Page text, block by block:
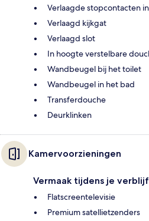
Verlaagde stopcontacten
Verlaagd kijkgat
Verlaagd slot
In hoogte verstelbare
Wandbeugel bij het toilet
Wandbeugel in het bad
Transferdouche
Deurklinken
Kamervoorzieningen
Vermaak tijdens je verblijf
Flatscreentelevisie
Premium satellietzenders